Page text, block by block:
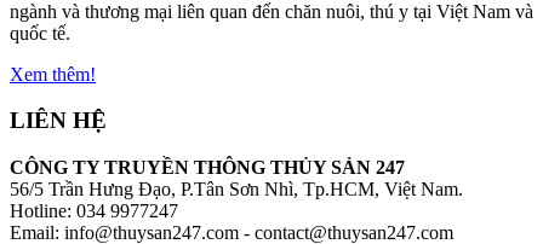
ngành và thương mại liên quan đến chăn nuôi, thú y tại Việt Nam và
quốc tế.
Xem thêm!
LIÊN HỆ
CÔNG TY TRUYỀN THÔNG THỦY SẢN 247
56/5 Trần Hưng Đạo, P.Tân Sơn Nhì, Tp.HCM, Việt Nam.
Hotline: 034 9977247
Email: info@thuysan247.com - contact@thuysan247.com